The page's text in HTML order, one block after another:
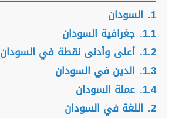
1. السودان
1.1. جغرافية السودان
1.2. أعلى وأدنى نقطة في السودان
1.3. الدين في السودان
1.4. عملة السودان
2. اللغة في السودان